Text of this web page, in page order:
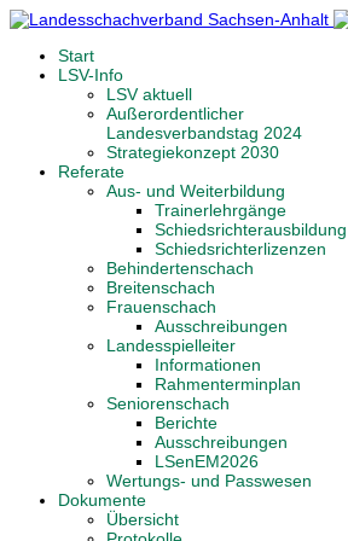
Start
LSV-Info
LSV aktuell
Außerordentlicher
Landesverbandstag 2024
Strategiekonzept 2030
Referate
Aus- und Weiterbildung
Trainerlehrgänge
Schiedsrichterausbildung
Schiedsrichterlizenzen
Behindertenschach
Breitenschach
Frauenschach
Ausschreibungen
Landesspielleiter
Informationen
Rahmenterminplan
Seniorenschach
Berichte
Ausschreibungen
LSenEM2026
Wertungs- und Passwesen
Dokumente
Übersicht